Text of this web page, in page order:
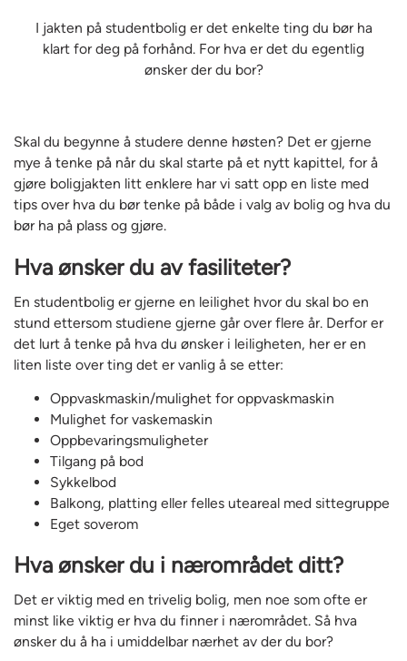
I jakten på studentbolig er det enkelte ting du bør ha
klart for deg på forhånd. For hva er det du egentlig
ønsker der du bor?
Skal du begynne å studere denne høsten? Det er gjerne
mye å tenke på når du skal starte på et nytt kapittel, for å
gjøre boligjakten litt enklere har vi satt opp en liste med
tips over hva du bør tenke på både i valg av bolig og hva du
bør ha på plass og gjøre.
Hva ønsker du av fasiliteter?
En studentbolig er gjerne en leilighet hvor du skal bo en
stund ettersom studiene gjerne går over flere år. Derfor er
det lurt å tenke på hva du ønsker i leiligheten, her er en
liten liste over ting det er vanlig å se etter:
Oppvaskmaskin/mulighet for oppvaskmaskin
Mulighet for vaskemaskin
Oppbevaringsmuligheter
Tilgang på bod
Sykkelbod
Balkong, platting eller felles uteareal med sittegruppe
Eget soverom
Hva ønsker du i nærområdet ditt?
Det er viktig med en trivelig bolig, men noe som ofte er
minst like viktig er hva du finner i nærområdet. Så hva
ønsker du å ha i umiddelbar nærhet av der du bor?